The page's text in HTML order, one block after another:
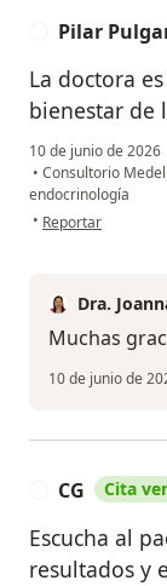
Pilar
La doctora
bienestar de
10 de junio de 2026
• Consultorio
endocrinología
• en opinión del
Reportar
Dra.
Muchas
10 de junio de
CG Cita
Escucha al
resultados y